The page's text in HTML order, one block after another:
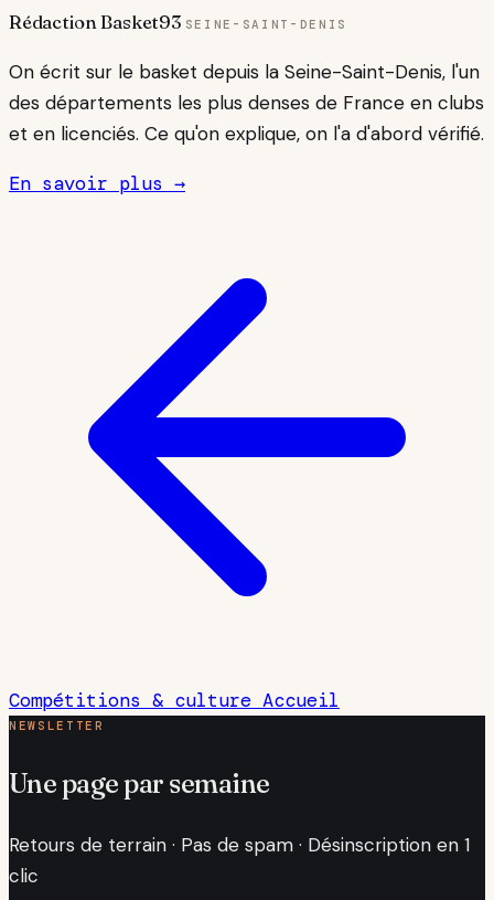
Rédaction Basket93 SEINE-SAINT-DENIS
On écrit sur le basket depuis la Seine-Saint-Denis, l'un
des départements les plus denses de France en clubs
et en licenciés. Ce qu'on explique, on l'a d'abord vérifié.
En savoir plus →
Compétitions & culture Accueil
NEWSLETTER
Une page par semaine
Retours de terrain · Pas de spam · Désinscription en 1
clic